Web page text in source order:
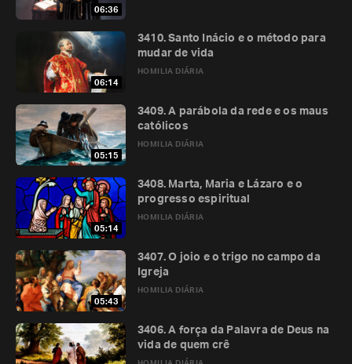
06:36
06:14
HOMILIA DIÁRIA
3410. Santo Inácio e o método para
mudar de vida
05:15
HOMILIA DIÁRIA
3409. A parábola da rede e os maus
católicos
05:14
HOMILIA DIÁRIA
3408. Marta, Maria e Lázaro e o
progresso espiritual
05:43
HOMILIA DIÁRIA
3407. O joio e o trigo no campo da
Igreja
3406. A força da Palavra de Deus na
vida de quem crê